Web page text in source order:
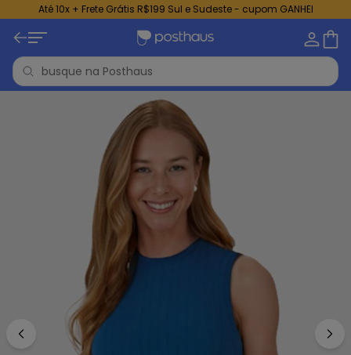
Até 10x + Frete Grátis R$199 Sul e Sudeste - cupom GANHEI